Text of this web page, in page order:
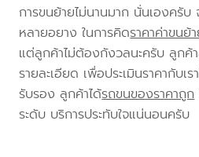
การขนย้ายไม่นานมาก นั่นเองครับ
หลายอยาง ในการคิดราคาค่าขนย้
แต่ลูกค้าไม่ต้องกังวลนะครับ ลูกค้
รายละเอียด เพื่อประเมินราคากับเ
รับรอง ลูกค้าได้รถขนของราคาถูก
ระดับ บริการประทับใจแน่นอนครับ